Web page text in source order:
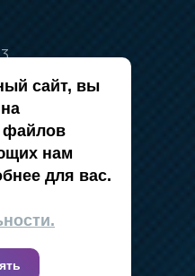
обработки
данных
оферта
сайт, вы
файлов
нам
для вас.